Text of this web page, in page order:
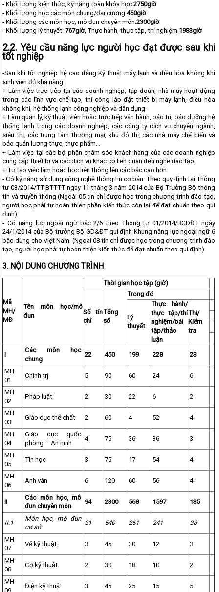
- Khối lượng kiến thức, kỹ năng toàn khóa học:2750giờ
- Khối lượng học các môn chung/đại cương:450giờ
- Khối lượng các môn học, mô đun chuyên môn:2300giờ
- Khối lượng lý thuyết: 767giờ, Thực hành, thực tập, thí nghiệm:1983giờ
2.2. Yêu cầu năng lực người học đạt được sau khi
tốt nghiệp
-Sau khi tốt nghiệp hệ cao đẳng Kỹ thuật máy lạnh và điều hòa không khí
sinh viên đủ khả năng:
+ Làm việc trực tiếp tại các doanh nghiệp, tập đoàn, nhà máy hoạt động
trong các lĩnh vực chế tạo, thi công lắp đặt thiết bị máy lạnh, điều hòa
không khí, hệ thống lạnh công nghiệp và dân dụng.
+ Làm quản lý, kỹ thuật viên hoặc trực tiếp vận hành, bảo trì, bảo dưỡng hệ
thống lạnh trong các doanh nghiệp, các công ty dịch vụ chuyên ngành,
siêu thị, các trung tâm thương mại, khu đô thị, các nhà máy chế biến và
bảo quản lương thực, thực phẩm...
+ Làm việc tại các bộ phận chăm sóc khách hàng của các doanh nghiệp
cung cấp thiết bị và các dịch vụ khác có liên quan đến nghề đào tạo.
+ Tự tạo việc làm hoặc học liên thông lên các bậc cao hơn.
- Có kỹ năng sử dụng công nghệ thông tin cơ bản: Theo quy định tại Thông
tư 03/2014/TT-BTTTT ngày 11 tháng 3 năm 2014 của Bộ Trưởng Bộ thông
tin và truyền thông (Ngoài 05 tín chỉ được học trong chương trình đào tạo,
người học phải tự hoàn thiện phần kiến thức còn lại để đạt chuẩn theo qui
định)
- Có năng lực ngoại ngữ bậc 2/6 theo Thông tư 01/2014/BGDĐT ngày
24/1/2014 của Bộ trưởng Bộ GD&ĐT qui định Khung năng lực ngoại ngữ 6
bậc dùng cho Việt Nam. (Ngoài 08 tín chỉ được học trong chương trình đào
tạo, người học phải tự hoàn thiện kiến thức để đạt chuẩn theo qui định)
3. NỘI DUNG CHƯƠNG TRÌNH
Mã
MH/
MĐ
Tên môn học/mô
đun
Thời gian học tập (giờ)
Số tín
chỉ
Tổng
số
Trong đó
Lý
thuyết
Thực hành/
thực tập/thí
nghiệm/bài
tập/thảo
luận
Thi/
Kiểm
tra
I
Các môn học
chung
22 450 199 228 23
MH
01
Chính trị 5 90 60 24 6
MH
02
Pháp luật 2 30 22 6 2
MH
03
Giáo dục thể chất 2 60 4 52 4
MH
04
Giáo dục quốc
phòng – An ninh
4 75 36 36 3
MH
05
Tin học 3 75 17 54 4
MH
06
Anh văn 6 120 60 56 4
II
Các môn học, mô
đun chuyên môn
94 2300 568 1597 135
II.1
Môn học, mô đun
cơ sở
31 540 261 241 38
MH
07
Vẽ kỹ thuật 3 45 30 12 3
MH
08
Cơ kỹ thuật 2 30 18 10 2
MH
09
Điện kỹ thuật 3 45 25 15 5